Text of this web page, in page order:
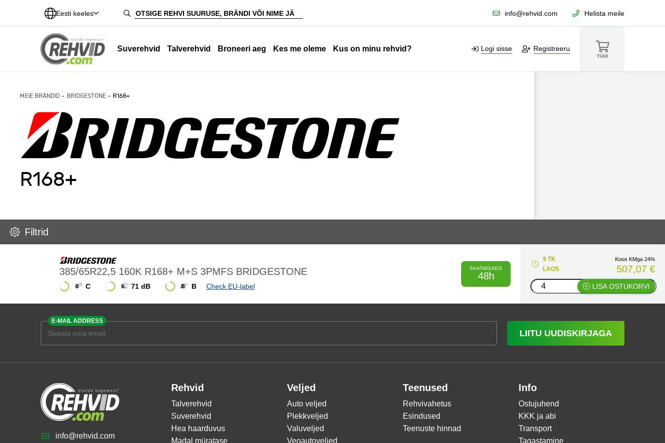
Eesti keeles info@rehvid.com Helista meile
Suverehvid Talverehvid Broneeri aeg Kes me oleme Kus on minu rehvid? Logi sisse Registreeru
TÜHI
MEIE BRÄNDID BRIDGESTONE R168+
R168+
Filtrid
385/65R22,5 160K R168+ M+S 3PMFS BRIDGESTONE
C 71 dB B Check EU-label
SAATMISAEG
48h
9 TK
LAOS
Koos KMga 24%
507,07 €
LISA OSTUKORVI
E-MAIL ADDRESS
LIITU UUDISKIRJAGA
info@rehvid.com
Rehvid
Talverehvid
Suverehvid
Hea haarduvus
Madal müratase
Veljed
Auto veljed
Plekkveljed
Valuveljed
Veoautoveljed
Teenused
Rehvivahetus
Esindused
Teenuste hinnad
Info
Ostujuhend
KKK ja abi
Transport
Tagastamine